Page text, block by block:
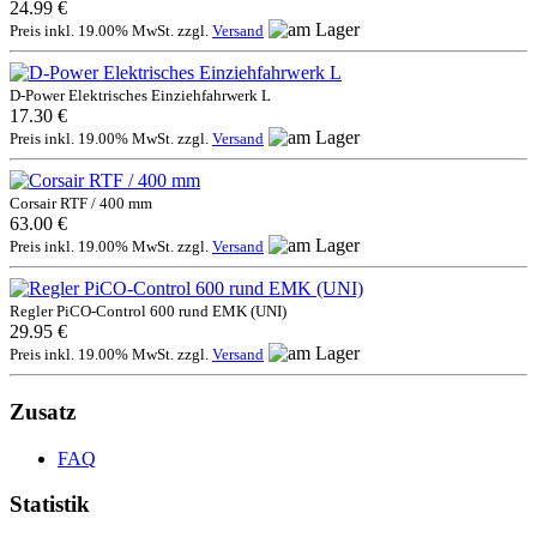
24.99 €
Preis inkl. 19.00% MwSt. zzgl. Versand
D-Power Elektrisches Einziehfahrwerk L
17.30 €
Preis inkl. 19.00% MwSt. zzgl. Versand
Corsair RTF / 400 mm
63.00 €
Preis inkl. 19.00% MwSt. zzgl. Versand
Regler PiCO-Control 600 rund EMK (UNI)
29.95 €
Preis inkl. 19.00% MwSt. zzgl. Versand
Zusatz
FAQ
Statistik